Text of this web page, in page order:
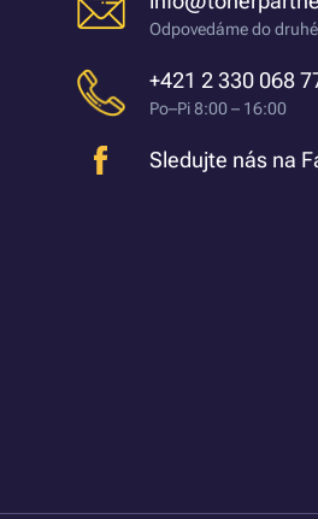
Odpovedáme do
+421 2 330 068
Po–Pi 8:00 – 16:00
Sledujte nás na